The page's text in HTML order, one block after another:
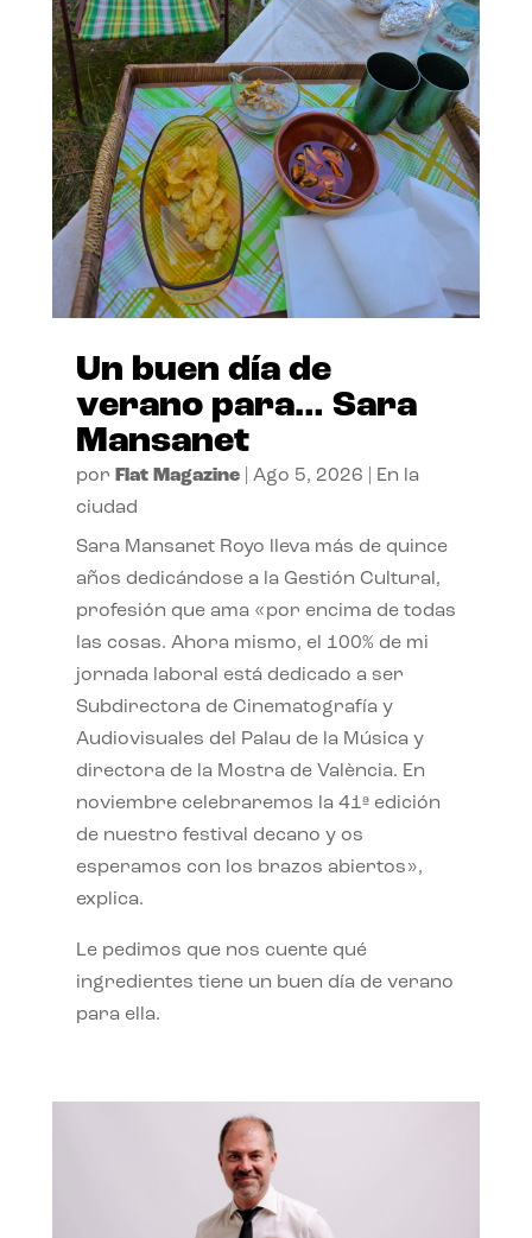
Un buen día de
verano para… Sara
Mansanet
por Flat Magazine| Ago 5, 2026
En la
ciudad
Sara Mansanet Royo lleva más de quince
años dedicándose a la Gestión Cultural,
profesión que ama «por encima de todas
las cosas. Ahora mismo, el 100% de mi
jornada laboral está dedicado a ser
Subdirectora de Cinematografía y
Audiovisuales del Palau de la Música y
directora de la Mostra de València. En
noviembre celebraremos la 41ª edición
de nuestro festival decano y os
esperamos con los brazos abiertos»,
explica.
Le pedimos que nos cuente qué
ingredientes tiene un buen día de verano
para ella.